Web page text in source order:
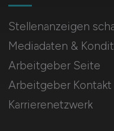
Stellenanzeigen
Mediadaten &
Arbeitgeber Seite
Arbeitgeber Kontakt
Karrierenetzwerk